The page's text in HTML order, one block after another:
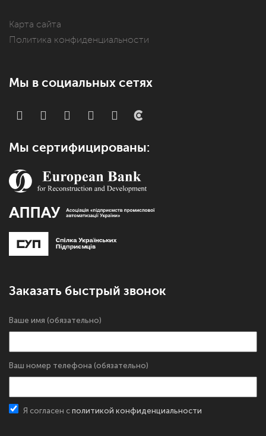
Карта сайта
Политика конфиденциальности
Мы в социальных сетях
Мы сертифицированы:
Заказать быстрый звонок
Ваше имя (обязательно)
Ваш номер телефона (обязательно)
Я согласен с политикой конфиденциальности